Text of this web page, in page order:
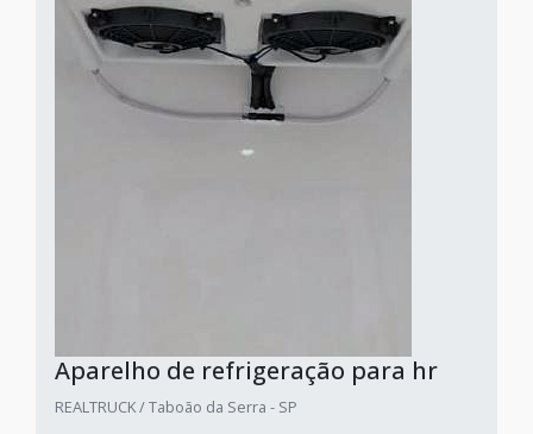
Aparelho de refrigeração para hr
REALTRUCK / Taboão da Serra - SP